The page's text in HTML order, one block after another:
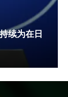
续为在日